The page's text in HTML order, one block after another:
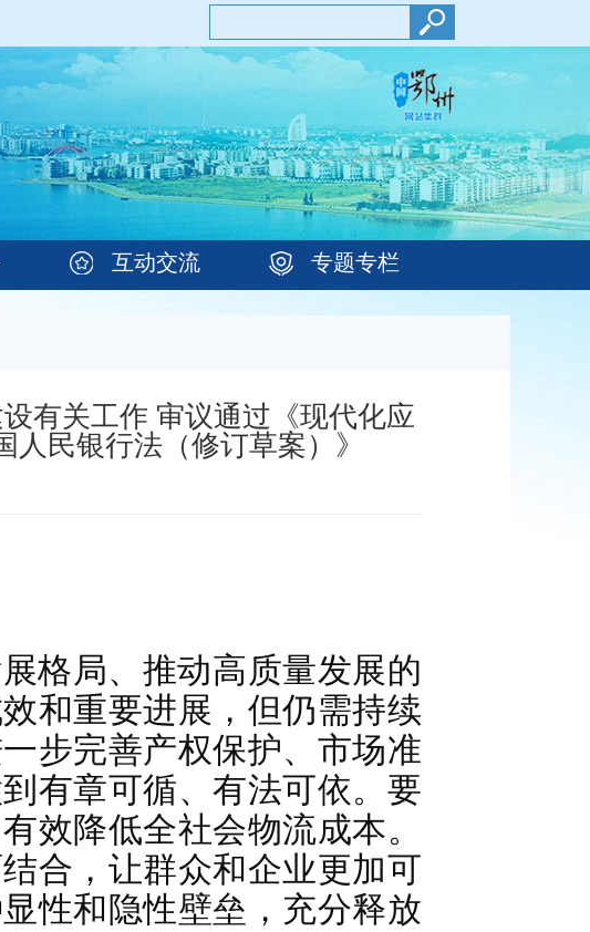
互动交流 专题专栏
有关工作 审议通过《现代化应
民银行法（修订草案）》
格局、推动高质量发展的
和重要进展，但仍需持续
步完善产权保护、市场准
有章可循、有法可依。要
效降低全社会物流成本。
合，让群众和企业更加可
性和隐性壁垒，充分释放